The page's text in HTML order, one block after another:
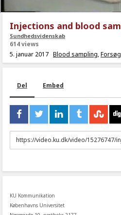
Injections and blood
Sundhedsvidenskab
614 views
5. januar 2017 Blood sampling,
Del Embed
URL
to
KU Kommunikation
Københavns Universitet